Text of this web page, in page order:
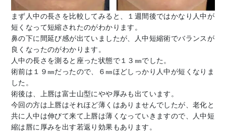
まず人中の長さを比較してみると、１週間後ではかなり人中が
短くなって短縮されたのがわかります。
鼻の下に間延び感が出ていましたが、人中短縮術でバランスが
良くなったのがわかります。
人中の長さを測ると座った状態で１３㎜でした。
術前は１９㎜だったので、６㎜ほどしっかり人中が短くなりま
した。
術後は、上唇は富士山型にやや厚みも出ています。
今回の方は上唇はそれほど薄くはありませんでしたが、老化と
共に人中は伸びて来て上唇は薄くなっていきますので、人中短
縮は唇に厚みを出す若返り効果もあります。